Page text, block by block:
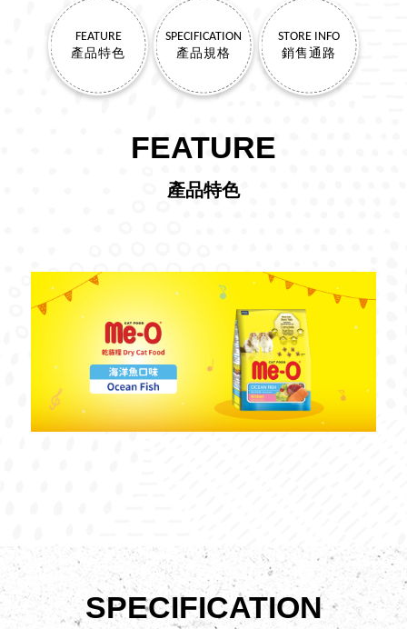
FEATURE
產品特色
SPECIFICATION
產品規格
STORE INFO
銷售通路
FEATURE
產品特色
SPECIFICATION